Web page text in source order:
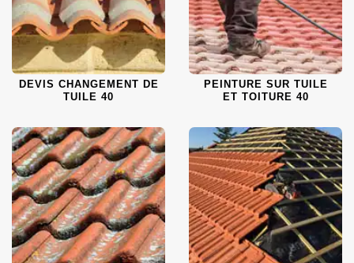
DEVIS CHANGEMENT DE
TUILE 40
PEINTURE SUR TUILE
ET TOITURE 40